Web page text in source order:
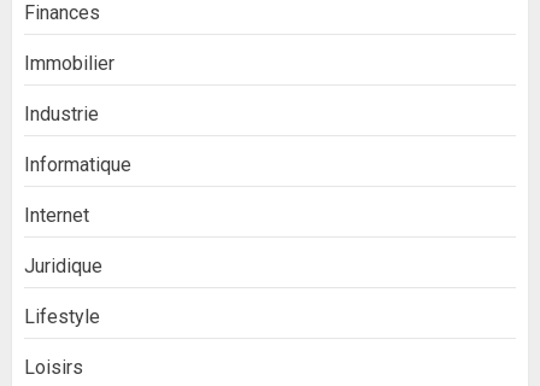
Finances
Immobilier
Industrie
Informatique
Internet
Juridique
Lifestyle
Loisirs